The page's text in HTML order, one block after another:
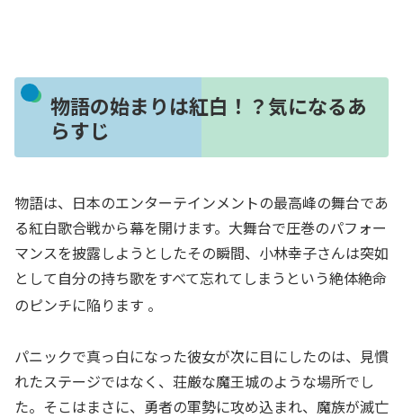
物語の始まりは紅白！？気になるあ
らすじ
物語は、日本のエンターテインメントの最高峰の舞台であ
る紅白歌合戦から幕を開けます。大舞台で圧巻のパフォー
マンスを披露しようとしたその瞬間、小林幸子さんは突如
として自分の持ち歌をすべて忘れてしまうという絶体絶命
のピンチに陥ります 。
パニックで真っ白になった彼女が次に目にしたのは、見慣
れたステージではなく、荘厳な魔王城のような場所でし
た。そこはまさに、勇者の軍勢に攻め込まれ、魔族が滅亡